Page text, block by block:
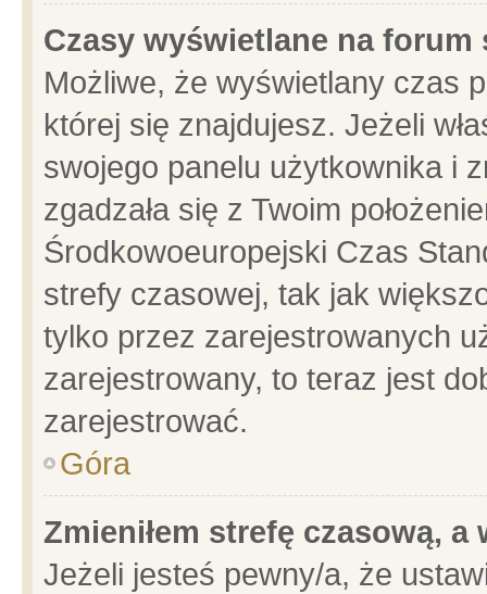
Czasy wyświetlane na forum
Możliwe, że wyświetlany czas
której się znajdujesz. Jeżeli
swojego panelu użytkownika i
zgadzała się z Twoim
Środkowoeuropejski Czas
strefy czasowej, tak jak
tylko przez zarejestrowanych
zarejestrowany, to teraz jest
zarejestrować.
Góra
Zmieniłem strefę czasową,
Jeżeli jesteś pewny/a, że